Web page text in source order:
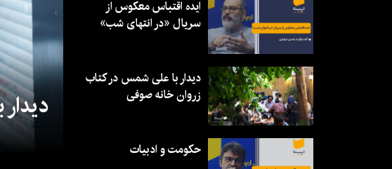
ایده اقتباس معکوس از
سریال «در انتهای شب»
دیدار با علی شمس در کتاب
زروان خانه صوفی
حکومت و ادبیات